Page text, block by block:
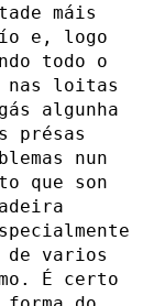
máis
e, logo
todo o
nas loitas
algunha
présas
nun
que son
varios
É certo